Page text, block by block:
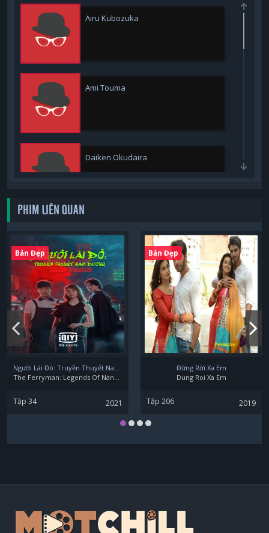
Airu Kubozuka
Ami Touma
Daiken Okudaira
Mana Ashida
Mayu Matsuoka
PHIM LIÊN QUAN
Bản Đẹp
Tập 34 2021
Bản Đẹp
Đừng Rời Xa Em
Dung Roi Xa Em
Tập 206 2019